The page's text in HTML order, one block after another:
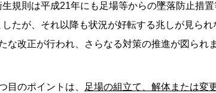
規則は平成21年にも足場等からの墜落防止措
たが、それ以降も状況が好転する兆しが見ら
な改正が行われ、さらなる対策の推進が図られま
目のポイントは、
足場の組立て、解体または変